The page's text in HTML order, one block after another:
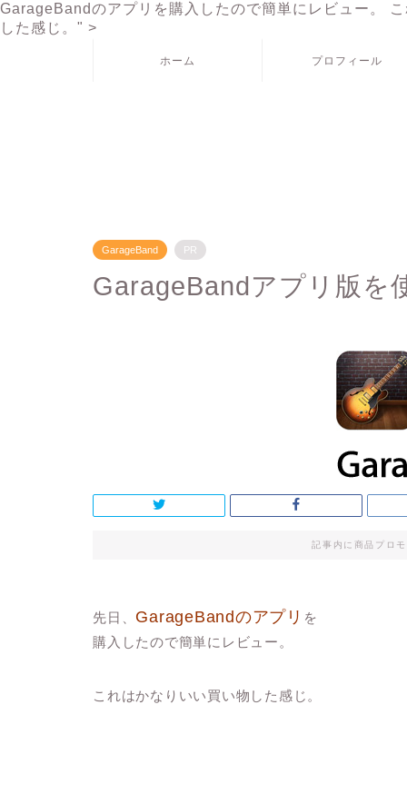
GarageBandのアプリを購入したので簡単にレビュー。
した感じ。" >
ホーム プロフィール
GarageBand PR
GarageBandアプリ版を
記事内に商品プロ
先日、 GarageBandのアプリ を
購入したので簡単にレビュー。
これはかなりいい買い物した感じ。